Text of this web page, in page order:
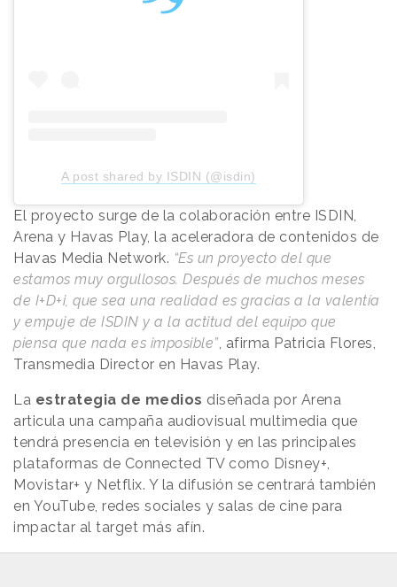
A post shared by ISDIN (@isdin)
El proyecto surge de la colaboración entre ISDIN,
Arena y Havas Play, la aceleradora de contenidos de
Havas Media Network. “Es un proyecto del que
estamos muy orgullosos. Después de muchos meses
de I+D+i, que sea una realidad es gracias a la valentía
y empuje de ISDIN y a la actitud del equipo que
piensa que nada es imposible”, afirma Patricia Flores,
Transmedia Director en Havas Play.
La estrategia de medios diseñada por Arena
articula una campaña audiovisual multimedia que
tendrá presencia en televisión y en las principales
plataformas de Connected TV como Disney+,
Movistar+ y Netflix. Y la difusión se centrará también
en YouTube, redes sociales y salas de cine para
impactar al target más afín.